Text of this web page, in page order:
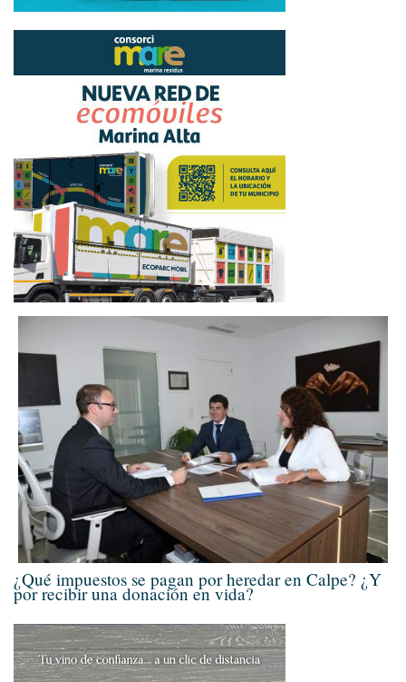
¿Qué impuestos se pagan por heredar en Calpe? ¿Y
por recibir una donación en vida?